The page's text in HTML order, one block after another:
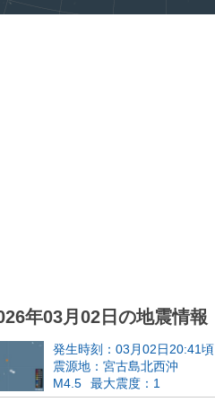
年03月02日の地震情報
発生時刻：03月02日20:41頃
震源地：宮古島北西沖
M4.5
最大震度：1